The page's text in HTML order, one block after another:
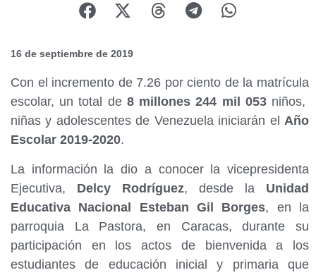
16 de septiembre de 2019
Con el incremento de 7.26 por ciento de la matrícula
escolar, un total de 8 millones 244 mil 053niños,
niñas y adolescentes de Venezuela iniciarán el Año
Escolar 2019-2020.
La información la dio a conocer la vicepresidenta
Ejecutiva, Delcy Rodríguez, desde la Unidad
Educativa Nacional Esteban Gil Borges, en la
parroquia La Pastora, en Caracas, durante su
participación en los actos de bienvenida a los
estudiantes de educación inicial y primaria que